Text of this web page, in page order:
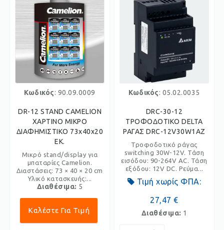
Κωδικός: 90.09.0009
DR-12 STAND CAMELION
ΧΑΡΤΙΝΟ ΜΙΚΡΟ
ΔΙΑΦΗΜΙΣΤΙΚΟ 73x40x20
ΕΚ.
Μικρό stand/display για
μπαταρίες Camelion.
Διαστάσεις: 73 × 40 × 20 cm
Υλικό κατασκευής:...
Διαθέσιμα: 5
Καλέστε Για Τιμή
Κωδικός: 05.02.0035
DRC-30-12
ΤΡΟΦΟΔΟΤΙΚΟ DELTA
ΡΑΓΑΣ DRC-12V30W1AZ
Τροφοδοτικό ράγας
switching 30W-12V. Τάση
εισόδου: 90-264V AC. Τάση
εξόδου: 12V DC. Ρεύμα...
Τιμή χωρίς ΦΠΑ:
27,47 €
Διαθέσιμα: 1